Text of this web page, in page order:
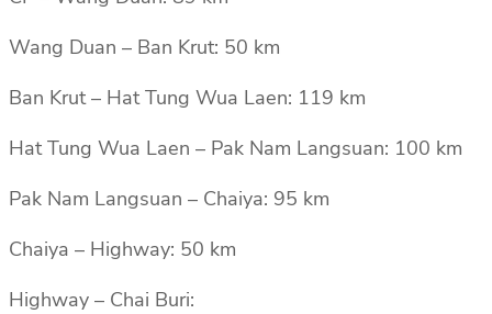
Wang Duan – Ban Krut: 50 km
Ban Krut – Hat Tung Wua Laen: 119 km
Hat Tung Wua Laen – Pak Nam Langsuan: 100 km
Pak Nam Langsuan – Chaiya: 95 km
Chaiya – Highway: 50 km
Highway – Chai Buri: